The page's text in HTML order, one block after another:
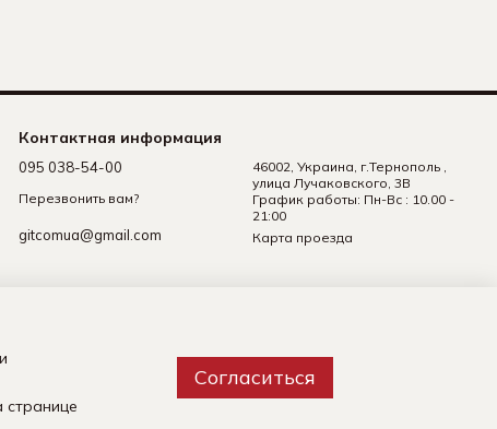
Контактная информация
095 038-54-00
Перезвонить вам?
gitcomua@gmail.com
46002, Украина, г.Тернополь ,
улица Лучаковского, 3В
График работы: Пн-Вс : 10.00 -
21:00
Карта проезда
странице
Согласиться